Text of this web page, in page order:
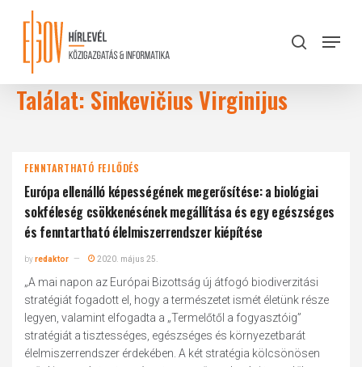
content
search
Menu
Találat: Sinkevičius Virginijus
FENNTARTHATÓ FEJLŐDÉS
Európa ellenálló képességének megerősítése: a biológiai
sokféleség csökkenésének megállítása és egy egészséges
és fenntartható élelmiszerrendszer kiépítése
byredaktor 2020. május 25.
„A mai napon az Európai Bizottság új átfogó biodiverzitási
stratégiát fogadott el, hogy a természetet ismét életünk része
legyen, valamint elfogadta a „Termelőtől a fogyasztóig”
stratégiát a tisztességes, egészséges és környezetbarát
élelmiszerrendszer érdekében. A két stratégia kölcsönösen
Close